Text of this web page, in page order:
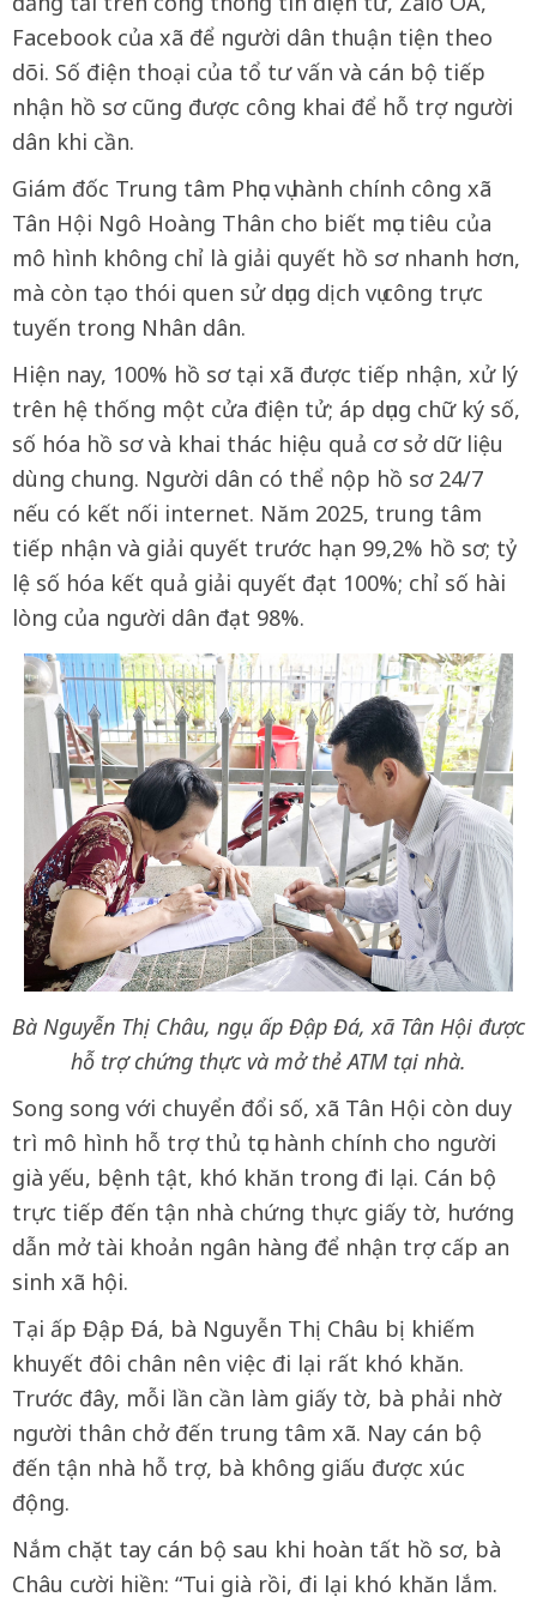
Facebook của xã để người dân thuận tiện theo
dõi. Số điện thoại của tổ tư vấn và cán bộ tiếp
nhận hồ sơ cũng được công khai để hỗ trợ người
dân khi cần.
Giám đốc Trung tâm Phục vụ hành chính công xã
Tân Hội Ngô Hoàng Thân cho biết mục tiêu của
mô hình không chỉ là giải quyết hồ sơ nhanh hơn,
mà còn tạo thói quen sử dụng dịch vụ công trực
tuyến trong Nhân dân.
Hiện nay, 100% hồ sơ tại xã được tiếp nhận, xử lý
trên hệ thống một cửa điện tử; áp dụng chữ ký số,
số hóa hồ sơ và khai thác hiệu quả cơ sở dữ liệu
dùng chung. Người dân có thể nộp hồ sơ 24/7
nếu có kết nối internet. Năm 2025, trung tâm
tiếp nhận và giải quyết trước hạn 99,2% hồ sơ; tỷ
lệ số hóa kết quả giải quyết đạt 100%; chỉ số hài
lòng của người dân đạt 98%.
Bà Nguyễn Thị Châu, ngụ ấp Đập Đá, xã Tân Hội được
hỗ trợ chứng thực và mở thẻ ATM tại nhà.
Song song với chuyển đổi số, xã Tân Hội còn duy
trì mô hình hỗ trợ thủ tục hành chính cho người
già yếu, bệnh tật, khó khăn trong đi lại. Cán bộ
trực tiếp đến tận nhà chứng thực giấy tờ, hướng
dẫn mở tài khoản ngân hàng để nhận trợ cấp an
sinh xã hội.
Tại ấp Đập Đá, bà Nguyễn Thị Châu bị khiếm
khuyết đôi chân nên việc đi lại rất khó khăn.
Trước đây, mỗi lần cần làm giấy tờ, bà phải nhờ
người thân chở đến trung tâm xã. Nay cán bộ
đến tận nhà hỗ trợ, bà không giấu được xúc
động.
Nắm chặt tay cán bộ sau khi hoàn tất hồ sơ, bà
Châu cười hiền: “Tui già rồi, đi lại khó khăn lắm.